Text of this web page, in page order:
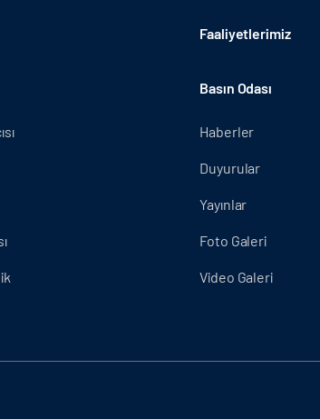
Faaliyetlerimiz
Basın Odası
Haberler
Duyurular
Yayınlar
Foto Galeri
Video Galeri